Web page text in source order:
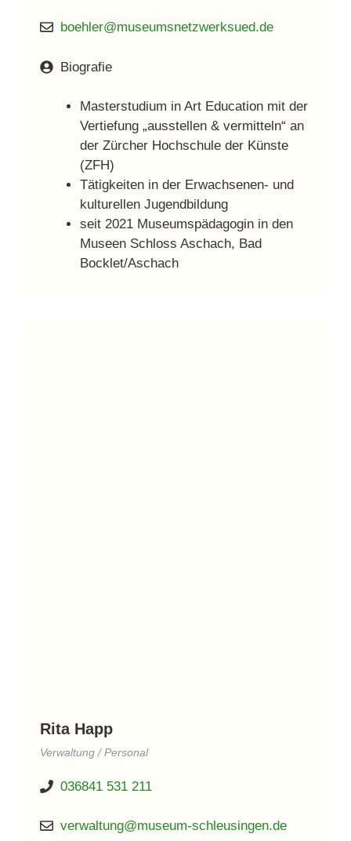
boehler@museumsnetzwerksued.de
Biografie
Masterstudium in Art Education mit der
Vertiefung „ausstellen & vermitteln“ an
der Zürcher Hochschule der Künste
(ZFH)
Tätigkeiten in der Erwachsenen- und
kulturellen Jugendbildung
seit 2021 Museumspädagogin in den
Museen Schloss Aschach, Bad
Bocklet/Aschach
Rita Happ
Verwaltung / Personal
036841 531 211
verwaltung@museum-schleusingen.de